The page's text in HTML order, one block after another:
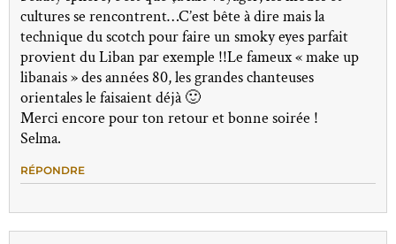
cultures se rencontrent…C’est bête à dire mais la
technique du scotch pour faire un smoky eyes parfait
provient du Liban par exemple !!Le fameux « make up
libanais » des années 80, les grandes chanteuses
orientales le faisaient déjà 🙂
Merci encore pour ton retour et bonne soirée !
Selma.
RÉPONDRE